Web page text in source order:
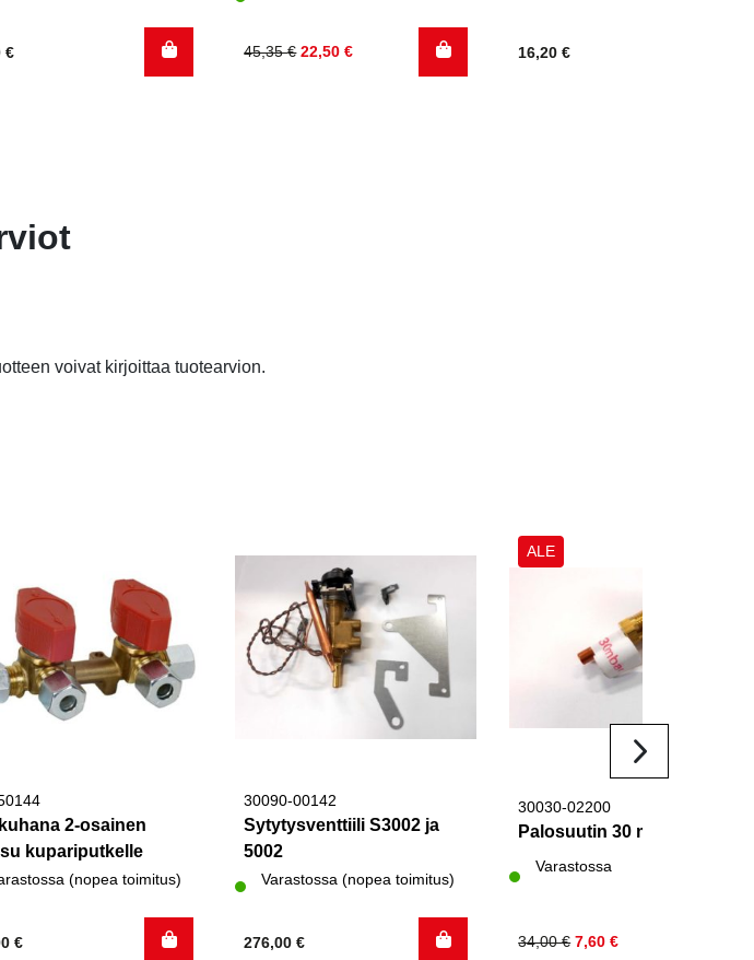
€ 45,35€
Alkuperäinen
22,50€
Nykyinen
16,20€
voivat kirjoittaa tuotearvion.
2-osainen
kupariputkelle
(nopea toimitus)
€
30090-00142
Sytytysventtiili S3002 ja
5002
Varastossa (nopea toimitus)
276,00€
ALE
30030-02200
Palosuutin 30 mbar
Varastossa
34,00€
Alkuperäinen
7,60€
Nykyinen